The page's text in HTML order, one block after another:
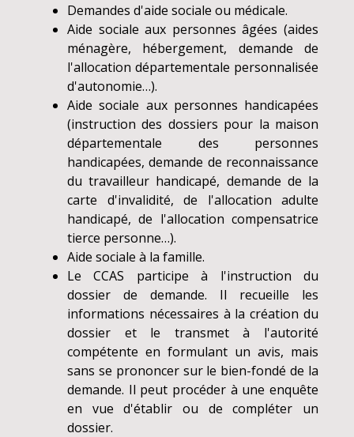
Demandes d'aide sociale ou médicale.
Aide sociale aux personnes âgées (aides
ménagère, hébergement, demande de
l'allocation départementale personnalisée
d'autonomie…).
Aide sociale aux personnes handicapées
(instruction des dossiers pour la maison
départementale des personnes
handicapées, demande de reconnaissance
du travailleur handicapé, demande de la
carte d'invalidité, de l'allocation adulte
handicapé, de l'allocation compensatrice
tierce personne…).
Aide sociale à la famille.
Le CCAS participe à l'instruction du
dossier de demande. Il recueille les
informations nécessaires à la création du
dossier et le transmet à l'autorité
compétente en formulant un avis, mais
sans se prononcer sur le bien-fondé de la
demande. Il peut procéder à une enquête
en vue d'établir ou de compléter un
dossier.